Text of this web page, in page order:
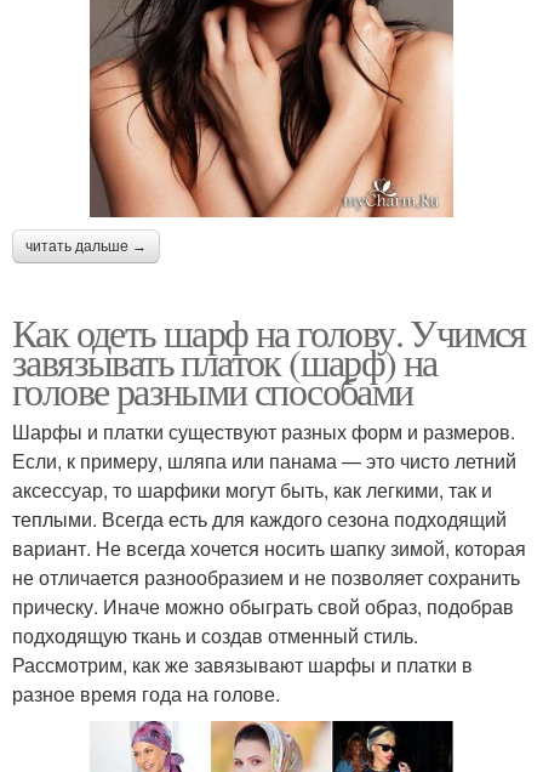
читать дальше →
Как одеть шарф на голову. Учимся
завязывать платок (шарф) на
голове разными способами
Шарфы и платки существуют разных форм и размеров.
Если, к примеру, шляпа или панама — это чисто летний
аксессуар, то шарфики могут быть, как легкими, так и
теплыми. Всегда есть для каждого сезона подходящий
вариант. Не всегда хочется носить шапку зимой, которая
не отличается разнообразием и не позволяет сохранить
прическу. Иначе можно обыграть свой образ, подобрав
подходящую ткань и создав отменный стиль.
Рассмотрим, как же завязывают шарфы и платки в
разное время года на голове.